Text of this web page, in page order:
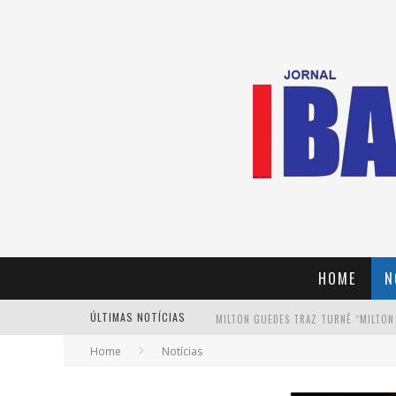
HOME
ÚLTIMAS NOTÍCIAS MILTON GUEDES TRAZ TURNÊ
Home Notícias